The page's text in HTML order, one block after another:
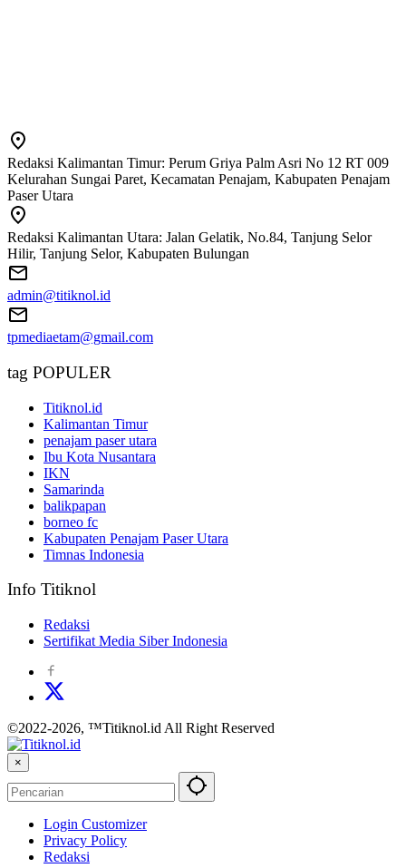
Redaksi Kalimantan Timur: Perum Griya Palm Asri No 12 RT 009
Kelurahan Sungai Paret, Kecamatan Penajam, Kabupaten Penajam
Paser Utara
Redaksi Kalimantan Utara: Jalan Gelatik, No.84, Tanjung Selor
Hilir, Tanjung Selor, Kabupaten Bulungan
admin@titiknol.id
tpmediaetam@gmail.com
tag POPULER
Titiknol.id
Kalimantan Timur
penajam paser utara
Ibu Kota Nusantara
IKN
Samarinda
balikpapan
borneo fc
Kabupaten Penajam Paser Utara
Timnas Indonesia
Info Titiknol
Redaksi
Sertifikat Media Siber Indonesia
©2022-2026, ™Titiknol.id All Right Reserved
×
Login Customizer
Privacy Policy
Redaksi